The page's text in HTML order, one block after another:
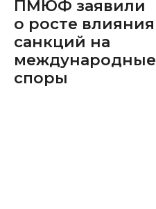
ПМЮФ заявили
о росте влияния
санкций на
международные
споры